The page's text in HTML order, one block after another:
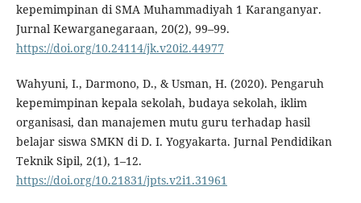
kepemimpinan di SMA Muhammadiyah 1 Karanganyar.
Jurnal Kewarganegaraan, 20(2), 99–99.
https://doi.org/10.24114/jk.v20i2.44977
Wahyuni, I., Darmono, D., & Usman, H. (2020). Pengaruh
kepemimpinan kepala sekolah, budaya sekolah, iklim
organisasi, dan manajemen mutu guru terhadap hasil
belajar siswa SMKN di D. I. Yogyakarta. Jurnal Pendidikan
Teknik Sipil, 2(1), 1–12.
https://doi.org/10.21831/jpts.v2i1.31961